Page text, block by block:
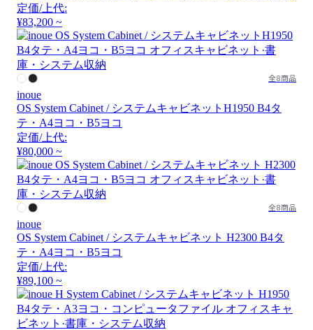
定価/上代:
¥83,200 ~
全8商品
inoue
OS System Cabinet / システムキャビネットH1950 B4タ
テ・A4ヨコ・B5ヨコ
定価/上代:
¥80,000 ~
全8商品
inoue
OS System Cabinet / システムキャビネット H2300 B4タ
テ・A4ヨコ・B5ヨコ
定価/上代:
¥89,100 ~